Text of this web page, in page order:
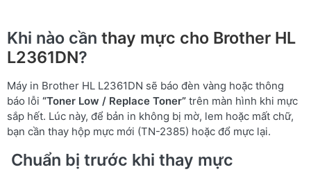
Khi nào cần thay mực cho Brother HL
L2361DN?
Máy in Brother HL L2361DN sẽ báo đèn vàng hoặc thông
báo lỗi “Toner Low / Replace Toner” trên màn hình khi mực
sắp hết. Lúc này, để bản in không bị mờ, lem hoặc mất chữ,
bạn cần thay hộp mực mới (TN-2385) hoặc đổ mực lại.
Chuẩn bị trước khi thay mực